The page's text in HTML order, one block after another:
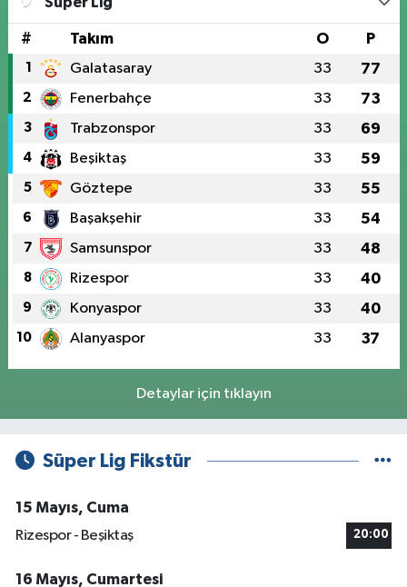
# Takım O P
1 Galatasaray 33 77
2 Fenerbahçe 33 73
3 Trabzonspor 33 69
4 Beşiktaş 33 59
5 Göztepe 33 55
6 Başakşehir 33 54
7 Samsunspor 33 48
8 Rizespor 33 40
9 Konyaspor 33 40
10 Alanyaspor 33 37
Detaylar için tıklayın
Süper Lig Fikstür
15 Mayıs, Cuma
Rizespor - Beşiktaş
20:00
16 Mayıs, Cumartesi